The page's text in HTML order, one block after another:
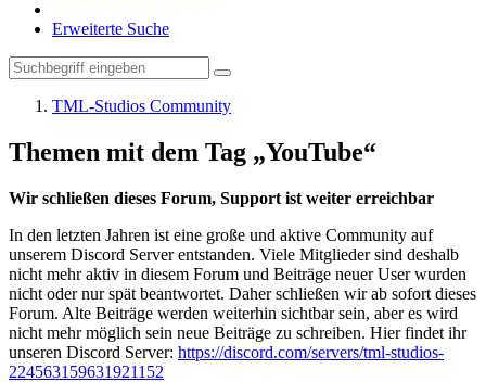
Erweiterte Suche
TML-Studios Community
Themen mit dem Tag „YouTube“
Wir schließen dieses Forum, Support ist weiter erreichbar
In den letzten Jahren ist eine große und aktive Community auf
unserem Discord Server entstanden. Viele Mitglieder sind deshalb
nicht mehr aktiv in diesem Forum und Beiträge neuer User wurden
nicht oder nur spät beantwortet. Daher schließen wir ab sofort dieses
Forum. Alte Beiträge werden weiterhin sichtbar sein, aber es wird
nicht mehr möglich sein neue Beiträge zu schreiben. Hier findet ihr
unseren Discord Server: https://discord.com/servers/tml-studios-
224563159631921152